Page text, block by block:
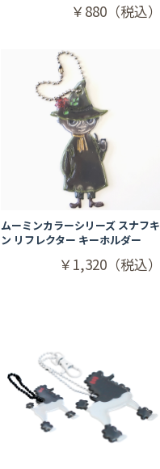
￥880（税込）
ムーミンカラーシリーズ スナフキ
ン リフレクター キーホルダー
￥1,320（税込）